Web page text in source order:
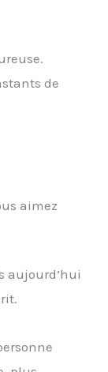
de
aimez
aujourd’hui